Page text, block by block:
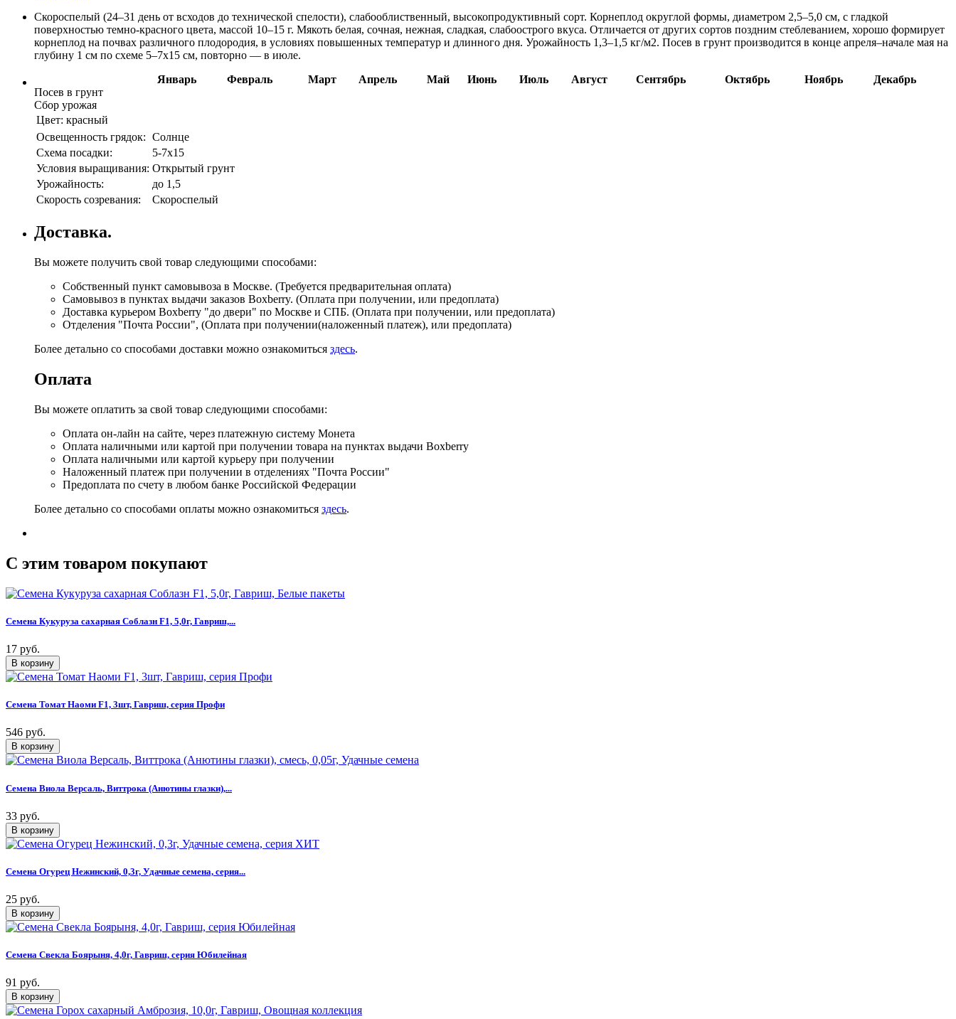
Скороспелый (24–31 день от всходов до технической спелости), слабооблиственный, высокопродуктивный сорт. Корнеплод округлой формы, диаметром 2,5–5,0 см, с гладкой
поверхностью темно-красного цвета, массой 10–15 г. Мякоть белая, сочная, нежная, сладкая, слабоострого вкуса. Отличается от других сортов поздним стеблеванием, хорошо формирует
корнеплод на почвах различного плодородия, в условиях повышенных температур и длинного дня. Урожайность 1,3–1,5 кг/м2. Посев в грунт производится в конце апреля–начале мая на
глубину 1 см по схеме 5–7x15 см, повторно — в июле.
Январь
Февраль Март Апрель Май Июнь Июль Август Сентябрь Октябрь Ноябрь
Декабрь
Посев в грунт
Сбор урожая
Цвет: красный
Освещенность грядок: Солнце
Схема посадки:
5-7х15
Условия выращивания: Открытый грунт
Урожайность:
до 1,5
Скорость созревания:
Скороспелый
Доставка.
Вы можете получить свой товар следующими способами:
Собственный пункт самовывоза в Москве. (Требуется предварительная оплата)
Самовывоз в пунктах выдачи заказов Boxberry. (Оплата при получении, или предоплата)
Доставка курьером Boxberry "до двери" по Москве и СПБ. (Оплата при получении, или предоплата)
Отделения "Почта России", (Оплата при получении(наложенный платеж), или предоплата)
Более детально со способами доставки можно ознакомиться здесь.
Оплата
Вы можете оплатить за свой товар следующими способами:
Оплата он-лайн на сайте, через платежную систему Монета
Оплата наличными или картой при получении товара на пунктах выдачи Boxberry
Оплата наличными или картой курьеру при получении
Наложенный платеж при получении в отделениях "Почта России"
Предоплата по счету в любом банке Российской Федерации
Более детально со способами оплаты можно ознакомиться здесь.
C этим товаром покупают
Семена Кукуруза сахарная Соблазн F1, 5,0г, Гавриш,...
17 руб.
Семена Томат Наоми F1, 3шт, Гавриш, серия Профи
546 руб.
Семена Виола Версаль, Виттрока (Анютины глазки),...
33 руб.
Семена Огурец Нежинский, 0,3г, Удачные семена, серия...
25 руб.
Семена Свекла Боярыня, 4,0г, Гавриш, серия Юбилейная
91 руб.